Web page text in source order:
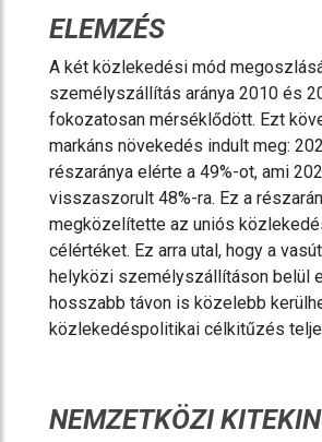
ELEMZÉS
A két közlekedési mód
személyszállítás aránya 2010 és
fokozatosan mérséklődött. Ezt
markáns növekedés indult meg:
részaránya elérte a 49%-ot, ami
visszaszorult 48%-ra. Ez a
megközelítette az uniós
célértéket. Ez arra utal, hogy a
helyközi személyszállításon belül
hosszabb távon is közelebb
közlekedéspolitikai célkitűzés
NEMZETKÖZI